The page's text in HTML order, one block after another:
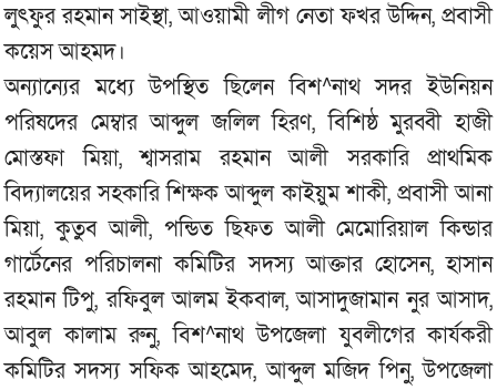
লুৎফুর রহমান সাইস্থা, আওয়ামী লীগ নেতা ফখর উদ্দিন, প্রবাসী
কয়েস আহমদ।
অন্যান্যের মধ্যে উপস্থিত ছিলেন বিশ^নাথ সদর ইউনিয়ন
পরিষদের মেম্বার আব্দুল জলিল হিরণ, বিশিষ্ঠ মুরব্বী হাজী
মোস্তফা মিয়া, শ্বাসরাম রহমান আলী সরকারি প্রাথমিক
বিদ্যালয়ের সহকারি শিক্ষক আব্দুল কাইয়ুম শাকী, প্রবাসী আনা
মিয়া, কুতুব আলী, পন্ডিত ছিফত আলী মেমোরিয়াল কিন্ডার
গার্টেনের পরিচালনা কমিটির সদস্য আক্তার হোসেন, হাসান
রহমান টিপু, রফিবুল আলম ইকবাল, আসাদুজামান নুর আসাদ,
আবুল কালাম রুনু, বিশ^নাথ উপজেলা যুবলীগের কার্যকরী
কমিটির সদস্য সফিক আহমেদ, আব্দুল মজিদ পিনু, উপজেলা